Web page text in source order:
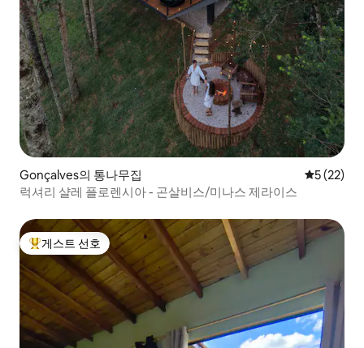
Gonçalves의 통나무집 평점 5점
5 (22)
럭셔리 샬레 플로렌시아 - 곤살비스/미나스 제라이스
상위 게스트 선호
게스트 선호